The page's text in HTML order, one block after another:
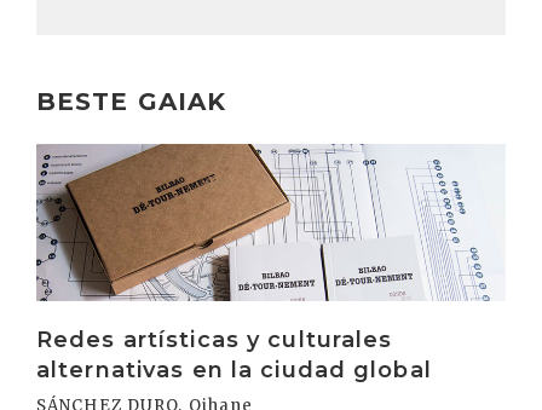
BESTE GAIAK
Redes artísticas y culturales
alternativas en la ciudad global
SÁNCHEZ DURO, Oihane
Irakurri